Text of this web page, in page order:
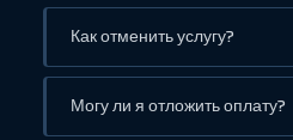
Как отменить услугу?
Могу ли я отложить оплату?